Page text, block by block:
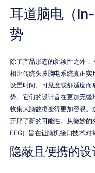
耳道脑电（
势
除了产品形态的新颖性之外，
相比传统头皮脑电系统真正实
设置时间、可见度或舒适度
势。它们的设计旨在更加无
收集大脑数据变得更加容易
开辟了新的可能性。从微妙
EEG）旨在让脑机接口技术对
隐蔽且便携的设